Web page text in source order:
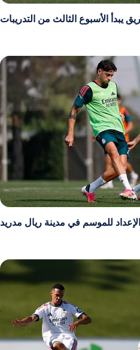
يبدأ الأسبوع الثالث من التدريبات
للموسم في مدينة ريال مدريد